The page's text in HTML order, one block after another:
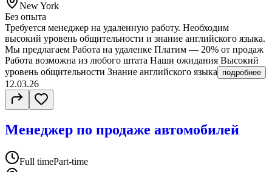
New York
Без опыта
Требуется менеджер на удаленную работу. Необходим
высокий уровень общительности и знание английского языка.
Мы предлагаем Работа на удаленке Платим — 20% от продаж
Работа возможна из любого штата Наши ожидания Высокий
уровень общительности Знание английского языка
подробнее
12.03.26
Менеджер по продаже автомобилей
Full timePart-time